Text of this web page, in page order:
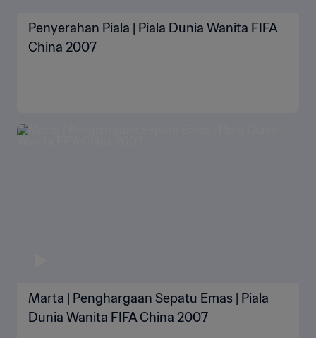
Penyerahan Piala | Piala Dunia Wanita FIFA
China 2007
Marta | Penghargaan Sepatu Emas | Piala
Dunia Wanita FIFA China 2007